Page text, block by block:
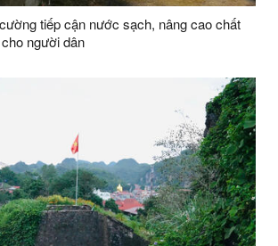
tiếp cận nước sạch, nâng cao chất
người dân